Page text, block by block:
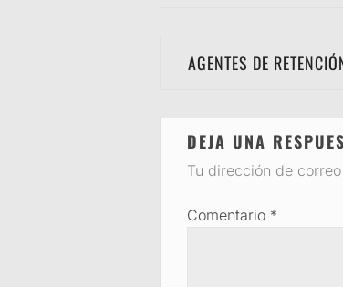
Navegación
entradas
AGENTES DE
DEJA UNA
Tu dirección de
Comentario *